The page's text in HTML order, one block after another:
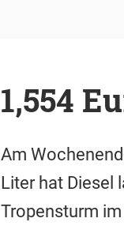
1,554
Am
Liter hat Diesel
Tropensturm